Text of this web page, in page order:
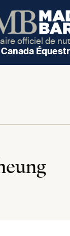
officiel de
Canada